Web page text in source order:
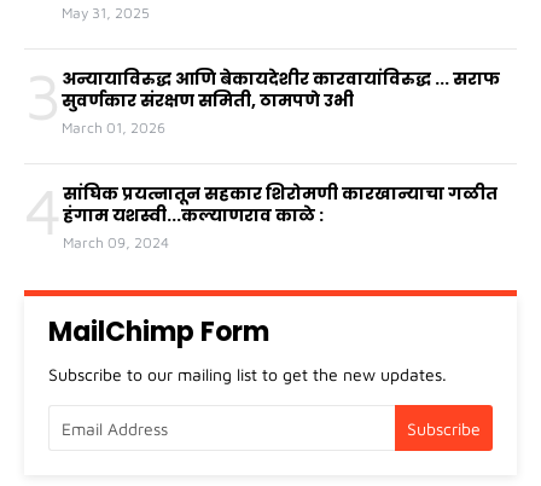
May 31, 2025
3 अन्यायाविरुद्ध आणि बेकायदेशीर कारवायांविरुद्ध ... सराफ
सुवर्णकार संरक्षण समिती, ठामपणे उभी
March 01, 2026
4 सांघिक प्रयत्नातून सहकार शिरोमणी कारखान्याचा गळीत
हंगाम यशस्वी...कल्याणराव काळे :
March 09, 2024
MailChimp Form
Subscribe to our mailing list to get the new updates.